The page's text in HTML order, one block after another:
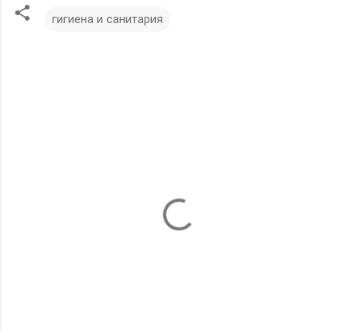
гигиена и санитария